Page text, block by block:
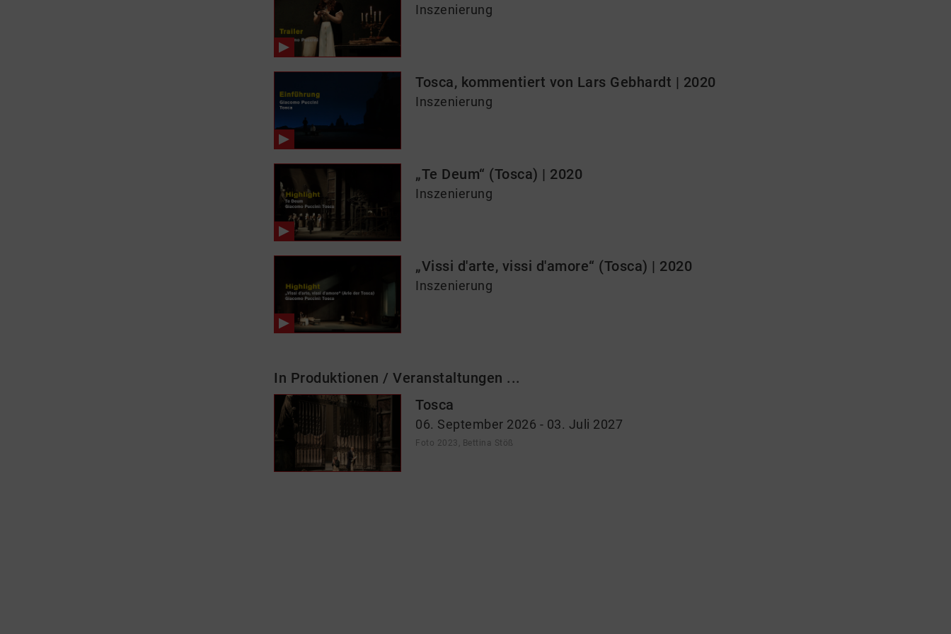
Inszenierung
Tosca, kommentiert von Lars Gebhardt | 2020
Inszenierung
„Te Deum“ (Tosca) | 2020
Inszenierung
„Vissi d'arte, vissi d'amore“ (Tosca) | 2020
Inszenierung
In Produktionen / Veranstaltungen ...
Tosca
06. September 2026 - 03. Juli 2027
Foto 2023, Bettina Stöß